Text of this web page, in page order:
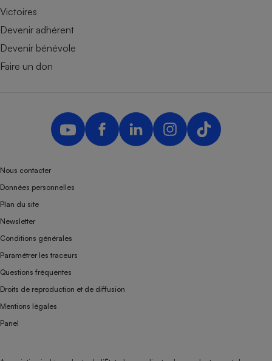
Victoires
Devenir adhérent
Devenir bénévole
Faire un don
Nous contacter
Données personnelles
Plan du site
Newsletter
Conditions générales
Paramétrer les traceurs
Questions fréquentes
Droits de reproduction et de diffusion
Mentions légales
Panel